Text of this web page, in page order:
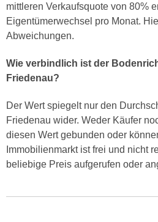
mittleren Verkaufsquote von 80%
Eigentümerwechsel pro Monat.
Abweichungen.
Wie verbindlich ist der
Friedenau?
Der Wert spiegelt nur den
Friedenau wider. Weder Käufer
diesen Wert gebunden oder
Immobilienmarkt ist frei und nicht
beliebige Preis aufgerufen oder